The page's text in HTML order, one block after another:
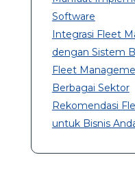
Software
Integrasi Fleet
dengan Sistem
Fleet
Berbagai Sektor
Rekomendasi
untuk Bisnis